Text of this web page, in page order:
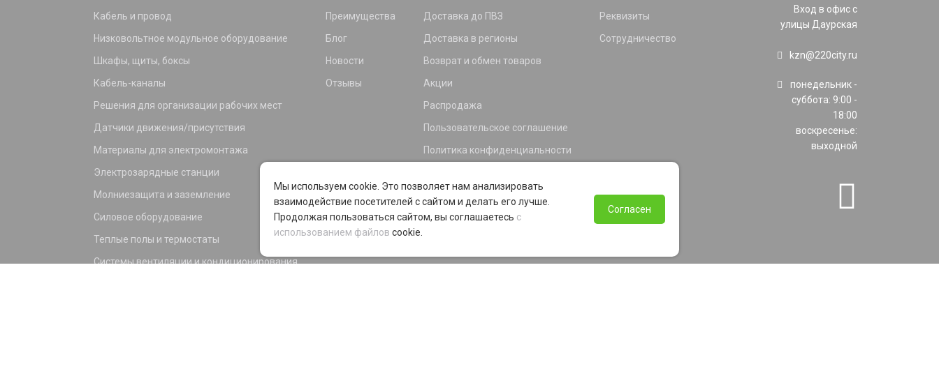
Кабель и провод
Низковольтное модульное оборудование
Шкафы, щиты, боксы
Кабель-каналы
Решения для организации рабочих мест
Датчики движения/присутствия
Материалы для электромонтажа
Электрозарядные станции
Молниезащита и заземление
Силовое оборудование
Теплые полы и термостаты
Системы вентиляции и кондиционирования
Преимущества
Блог
Новости
Отзывы
Доставка до ПВЗ
Доставка в регионы
Возврат и обмен товаров
Акции
Распродажа
Пользовательское соглашение
Политика конфиденциальности
Программа лояльности
Реквизиты
Сотрудничество
Вход в офис с
улицы Даурская
kzn@220city.ru
понедельник -
суббота: 9:00 -
18:00
воскресенье:
выходной
Мы используем cookie. Это позволяет нам анализировать
взаимодействие посетителей с сайтом и делать его лучше.
Продолжая пользоваться сайтом, вы соглашаетесь с
использованием файлов cookie.
Согласен